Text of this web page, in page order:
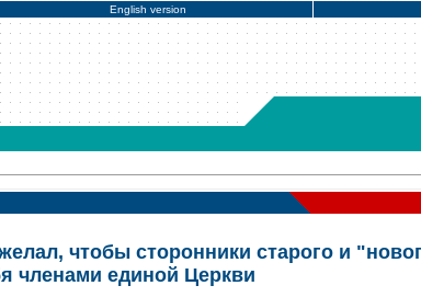
English version
чтобы сторонники старого и
членами единой Церкви